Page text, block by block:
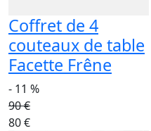
Coffret de 4
couteaux de table
Facette Frêne
- 11 %
90 €
80 €